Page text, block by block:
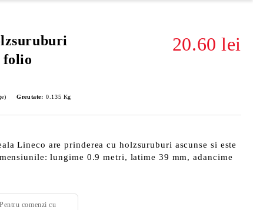
folio
20.60 lei
Greutate: 0.135 Kg
Lineco are prinderea cu holzsuruburi ascunse si este
lungime 0.9 metri, latime 39 mm, adancime
Pentru comenzi cu